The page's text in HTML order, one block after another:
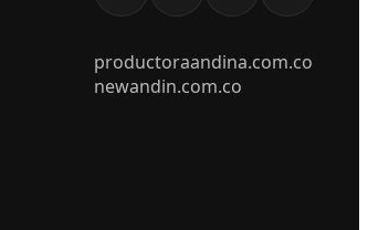
productoraandina.com.co
newandin.com.co